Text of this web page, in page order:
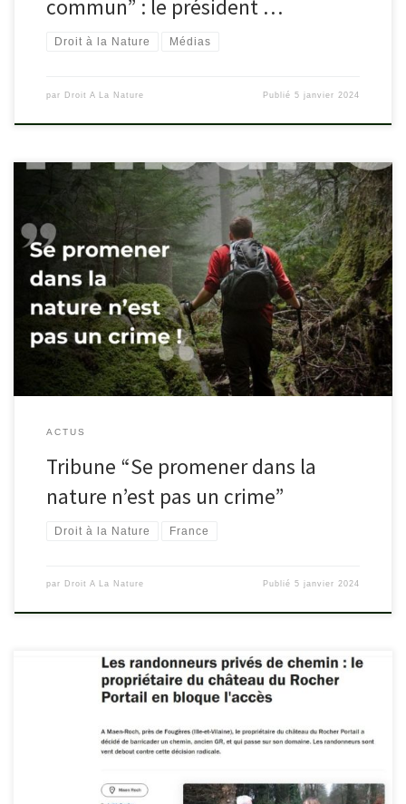
commun” : le président …
Droit à la Nature Médias
par Droit A La Nature Publié5 janvier 2024
Pour bien démarrer l’année 2024, une tribune est parue dans le
journal Le Monde pour s’opposer aux restriction d’accès à la nature
et aux sentiers qui ont fleuri durant l’année 2023. A l’initiative des
députés écologistes Lisa Belluco et Jérémie Iordanoff,
50 personnalités s’insurgent, dans une tribune au « Monde »,
contre une […]
ACTUS
Tribune “Se promener dans la
nature n’est pas un crime”
Droit à la Nature France
par Droit A La Nature Publié5 janvier 2024
randonneurs-prives-de-gr-le-proprietaire-du-chateau-du-rocher-
portail-en-bloque-l-acces-2287873 Autre relai dans les médias
randonnee-prefere-des-francais-passe-par-le-chateau-qui-en-